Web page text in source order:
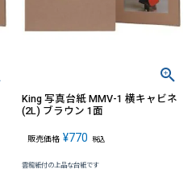
King 写真台紙 MMV-1 横キャビネ
(2L) ブラウン 1面
販売価格 ¥770 税込
雲龍紙付の上品な台紙です